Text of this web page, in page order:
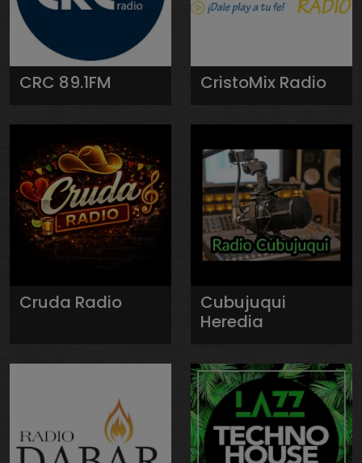
CRC 89.1FM CristoMix Radio
Cruda Radio
Cubujuqui
Heredia